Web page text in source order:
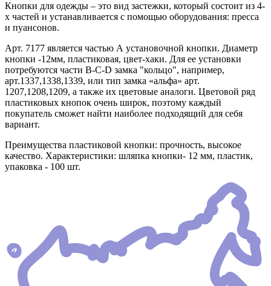
Кнопки для одежды – это вид застежки, который состоит из 4-
х частей и устанавливается с помощью оборудования: пресса
и пуансонов.
Арт. 7177 является частью А установочной кнопки. Диаметр
кнопки -12мм, пластиковая, цвет-хаки. Для ее установки
потребуются части В-C-D замка "кольцо", например,
арт.1337,1338,1339, или тип замка «альфа» арт.
1207,1208,1209, а также их цветовые аналоги. Цветовой ряд
пластиковых кнопок очень широк, поэтому каждый
покупатель сможет найти наиболее подходящий для себя
вариант.
Преимущества пластиковой кнопки: прочность, высокое
качество. Характеристики: шляпка кнопки- 12 мм, пластик,
упаковка - 100 шт.